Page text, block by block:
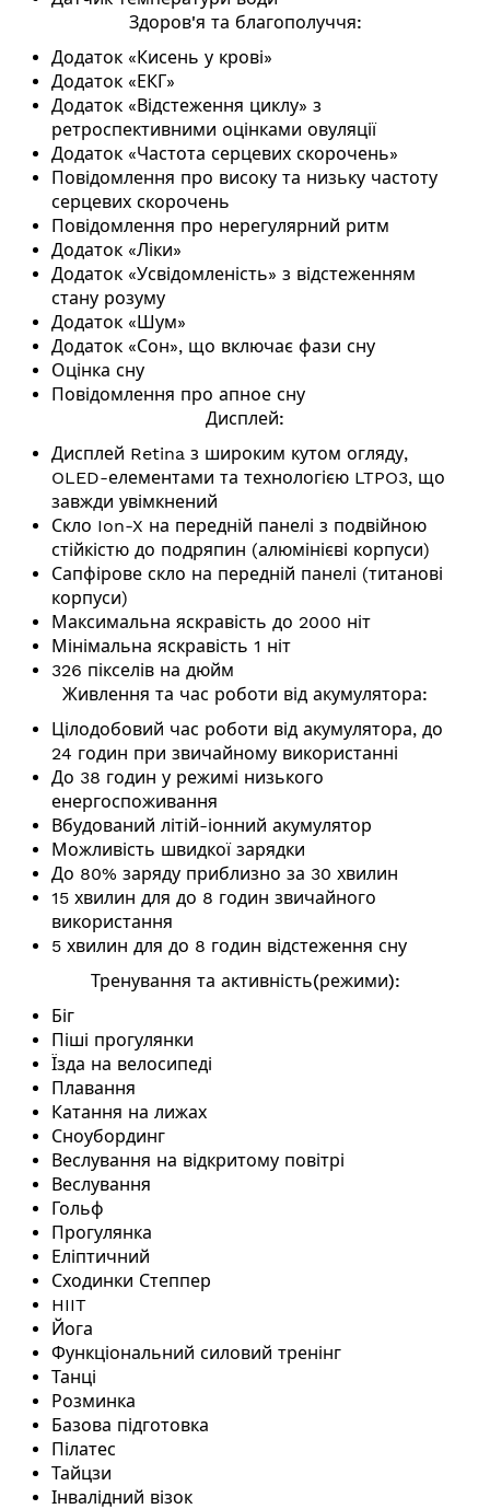
Здоров'я та благополуччя:
Додаток «Кисень у крові»
Додаток «ЕКГ»
Додаток «Відстеження циклу» з
ретроспективними оцінками овуляції
Додаток «Частота серцевих скорочень»
Повідомлення про високу та низьку частоту
серцевих скорочень
Повідомлення про нерегулярний ритм
Додаток «Ліки»
Додаток «Усвідомленість» з відстеженням
стану розуму
Додаток «Шум»
Додаток «Сон», що включає фази сну
Оцінка сну
Повідомлення про апное сну
Дисплей:
Дисплей Retina з широким кутом огляду,
OLED-елементами та технологією LTPO3, що
завжди увімкнений
Скло Ion-X на передній панелі з подвійною
стійкістю до подряпин (алюмінієві корпуси)
Сапфірове скло на передній панелі (титанові
корпуси)
Максимальна яскравість до 2000 ніт
Мінімальна яскравість 1 ніт
326 пікселів на дюйм
Живлення та час роботи від акумулятора:
Цілодобовий час роботи від акумулятора, до
24 годин при звичайному використанні
До 38 годин у режимі низького
енергоспоживання
Вбудований літій-іонний акумулятор
Можливість швидкої зарядки
До 80% заряду приблизно за 30 хвилин
15 хвилин для до 8 годин звичайного
використання
5 хвилин для до 8 годин відстеження сну
Тренування та активність(режими):
Біг
Піші прогулянки
Їзда на велосипеді
Плавання
Катання на лижах
Сноубординг
Веслування на відкритому повітрі
Веслування
Гольф
Прогулянка
Еліптичний
Сходинки Степпер
HIIT
Йога
Функціональний силовий тренінг
Танці
Розминка
Базова підготовка
Пілатес
Тайцзи
Інвалідний візок